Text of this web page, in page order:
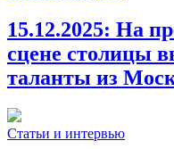
15.12.2025: На
сцене столицы
таланты из
Статьи и интервью